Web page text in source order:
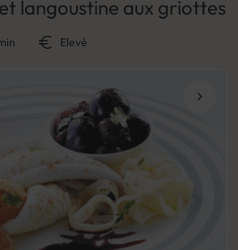
langoustine aux griottes
Elevé